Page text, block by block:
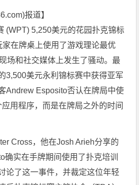
)报道】
5,250美元的花园扑克锦标
在牌桌上使用了游戏理论最优
场和社交媒体上发生了骚动。最
3,500美元永利锦标赛中获得亚军
Andrew Esposito否认在牌局中使
用程序，而是在牌局之外的时间
Cross，他在Josh Arieh分享的
确实在手牌期间使用了扑克培训
论了这一事件，并裁定这位年轻